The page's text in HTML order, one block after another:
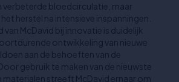
verbeterde bloedcirculatie, maar
herstel na intensieve inspanningen.
McDavid bij innovatie is duidelijk
ontwikkeling van nieuwe
aan de behoeften van de
gebruik te maken van de nieuwste
streeft McDavid ernaar om